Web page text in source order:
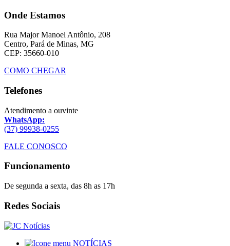
Onde Estamos
Rua Major Manoel Antônio, 208
Centro, Pará de Minas, MG
CEP: 35660-010
COMO CHEGAR
Telefones
Atendimento a ouvinte
WhatsApp:
(37) 99938-0255
FALE CONOSCO
Funcionamento
De segunda a sexta, das 8h as 17h
Redes Sociais
NOTÍCIAS